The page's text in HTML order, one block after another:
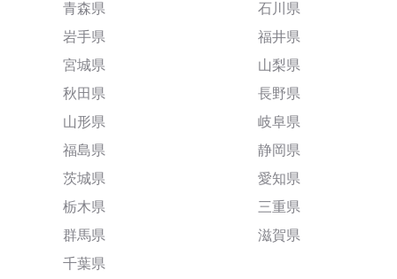
青森県
岩手県
宮城県
秋田県
山形県
福島県
茨城県
栃木県
群馬県
千葉県
石川県
福井県
山梨県
長野県
岐阜県
静岡県
愛知県
三重県
滋賀県